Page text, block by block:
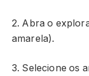
2. Abra o
amarela).
3. Selecione os